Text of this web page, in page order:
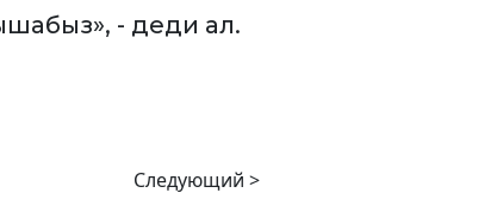
- деди ал.
Следующий >